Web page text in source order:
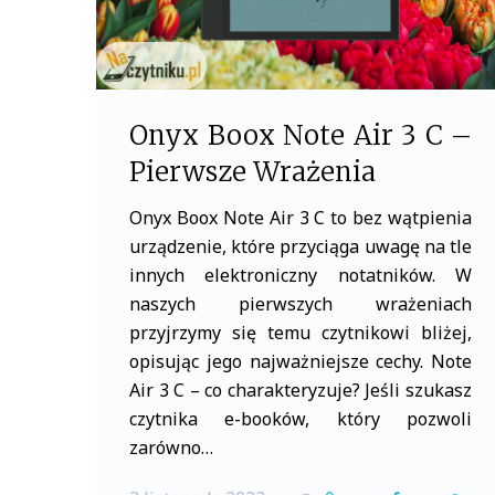
Onyx Boox Note Air 3 C –
Pierwsze Wrażenia
Onyx Boox Note Air 3 C to bez wątpienia
urządzenie, które przyciąga uwagę na tle
innych elektroniczny notatników. W
naszych pierwszych wrażeniach
przyjrzymy się temu czytnikowi bliżej,
opisując jego najważniejsze cechy. Note
Air 3 C – co charakteryzuje? Jeśli szukasz
czytnika e-booków, który pozwoli
zarówno…